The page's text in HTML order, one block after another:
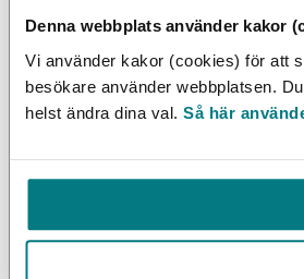
Denna webbplats använder kakor
Vi använder kakor (cookies) för att
besökare använder webbplatsen.
helst ändra dina val. Så här
Box 14057, 167 14 Bromma, Tel.